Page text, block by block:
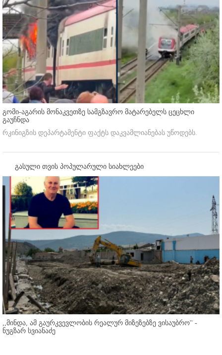
გომი-აგარის მონაკვეთზე სამგზავრო მატარებელს ცეცხლი
გაუჩნდა
რკინიგზის დეპარტამენტი ფაქტს დაკვამლიანებას უწოდებს.
გასული თვის პოპულარული სიახლეები
,,მინდა, ამ გაურკვევლობის რეალურ მიზეზებზე ვისაუბრო'' -
ნუგზარ სვიანაძე